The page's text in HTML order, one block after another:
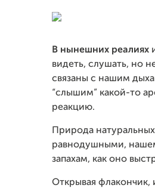
В нынешних реалиях
видеть, слушать, но
связаны с нашим
“слышим” какой-то
реакцию.
Природа
равнодушными,
запахам, как оно
Открывая